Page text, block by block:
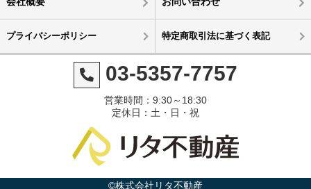
プライバシーポリシー 特定商取引法に基づく表記
03-5357-7757
営業時間：9:30～18:30
定休日：土・日・祝
©株式会社リタ不動産